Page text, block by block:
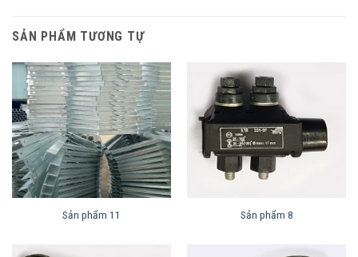
SẢN PHẨM TƯƠNG TỰ
Sản phẩm 11 Sản phẩm 8